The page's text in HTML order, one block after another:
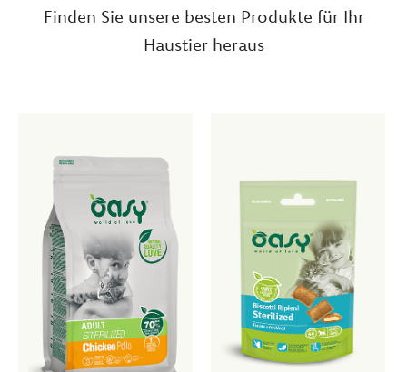
Finden Sie unsere besten Produkte für Ihr
Haustier heraus